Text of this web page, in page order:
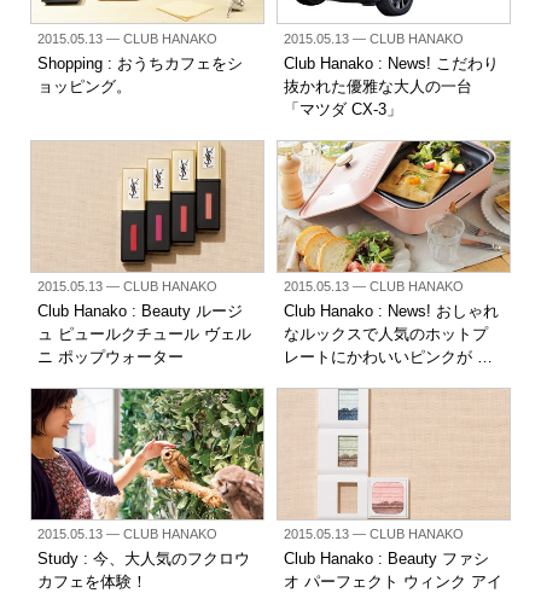
2015.05.13— CLUB HANAKO
Shopping : おうちカフェをシ
ョッピング。
2015.05.13— CLUB HANAKO
Club Hanako : News! こだわり
抜かれた優雅な大人の一台
「マツダ CX-3」
2015.05.13— CLUB HANAKO
Club Hanako : Beauty ルージ
ュ ピュールクチュール ヴェル
ニ ポップウォーター
2015.05.13— CLUB HANAKO
Club Hanako : News! おしゃれ
なルックスで人気のホットプ
レートにかわいいピンクが …
2015.05.13— CLUB HANAKO
Study : 今、大人気のフクロウ
カフェを体験！
2015.05.13— CLUB HANAKO
Club Hanako : Beauty ファシ
オ パーフェクト ウィンク アイ